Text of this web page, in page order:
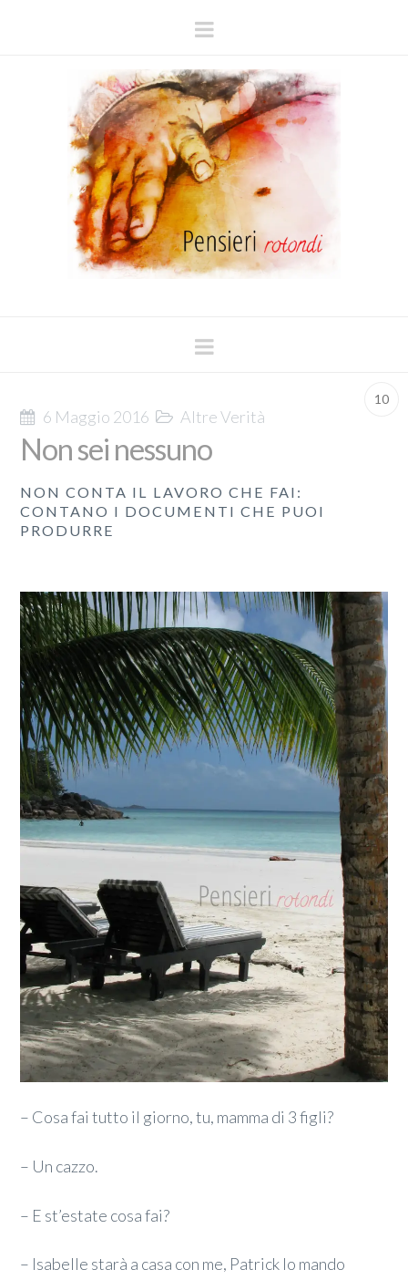
Navigation
Navigation
10
6 Maggio 2016 Altre Verità
Non sei nessuno
NON CONTA IL LAVORO CHE FAI:
CONTANO I DOCUMENTI CHE PUOI
PRODURRE
– Cosa fai tutto il giorno, tu, mamma di 3 figli?
– Un cazzo.
– E st’estate cosa fai?
– Isabelle starà a casa con me, Patrick lo mando